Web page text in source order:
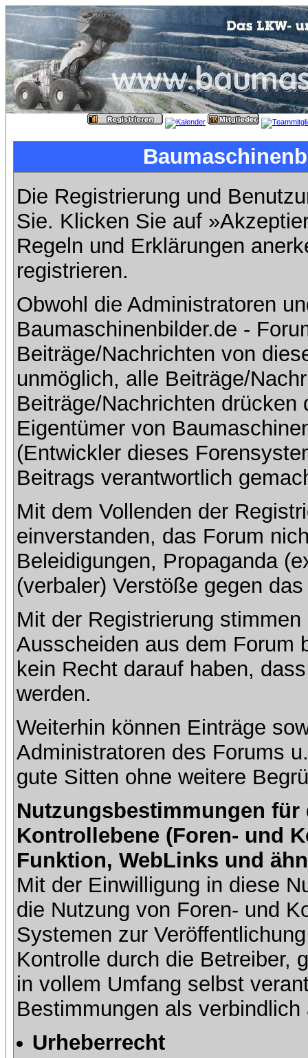
Die Registrierung und
Sie. Klicken Sie auf
Regeln und Erklärungen
registrieren.
Obwohl die Administratoren
Baumaschinenbilder.de -
Beiträge/Nachrichten von
unmöglich, alle Beiträge/
Beiträge/Nachrichten
Eigentümer von
(Entwickler dieses
Beitrags verantwortlich
Mit dem Vollenden der
einverstanden, das Forum
Beleidigungen, Propaganda
(verbaler) Verstöße gegen
Mit der Registrierung
Ausscheiden aus dem Forum
kein Recht darauf haben,
werden.
Weiterhin können Einträge
Administratoren des Forums
gute Sitten ohne weitere
Nutzungsbestimmungen
Kontrollebene (Foren- und
Funktion, WebLinks und
Mit der Einwilligung in diese
die Nutzung von Foren- und
Systemen zur
Kontrolle durch die Betreiber,
in vollem Umfang selbst
Bestimmungen als verbindlich
Urheberrecht